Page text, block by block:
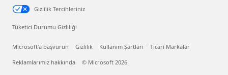
Gizlilik Tercihleriniz
Tüketici Durumu Gizliliği
Microsoft'a başvurun Gizlilik Kullanım Şartları Ticari Markalar
Reklamlarımız hakkında © Microsoft 2026